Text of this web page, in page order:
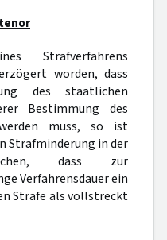
Strafverfahrens
worden, dass
des staatlichen
Bestimmung des
muss, so ist
Strafminderung in der
dass zur
Verfahrensdauer ein
Strafe als vollstreckt